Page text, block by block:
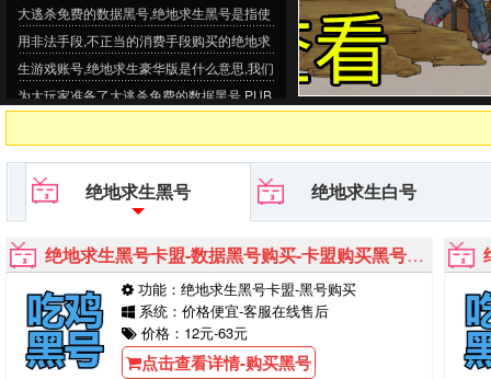
大逃杀免费的数据黑号,绝地求生黑号是指使
用非法手段,不正当的消费手段购买的绝地求
生游戏账号,绝地求生豪华版是什么意思,我们
为大玩家准备了大逃杀免费的数据黑号,PUB
绝地求生黑号 绝地求生白号
绝地求生黑号卡盟-数据黑号购买-卡盟购买黑号能用多久
功能：绝地求生黑号卡盟-黑号购买
系统：价格便宜-客服在线售后
价格：12元-63元
点击查看详情-购买黑号